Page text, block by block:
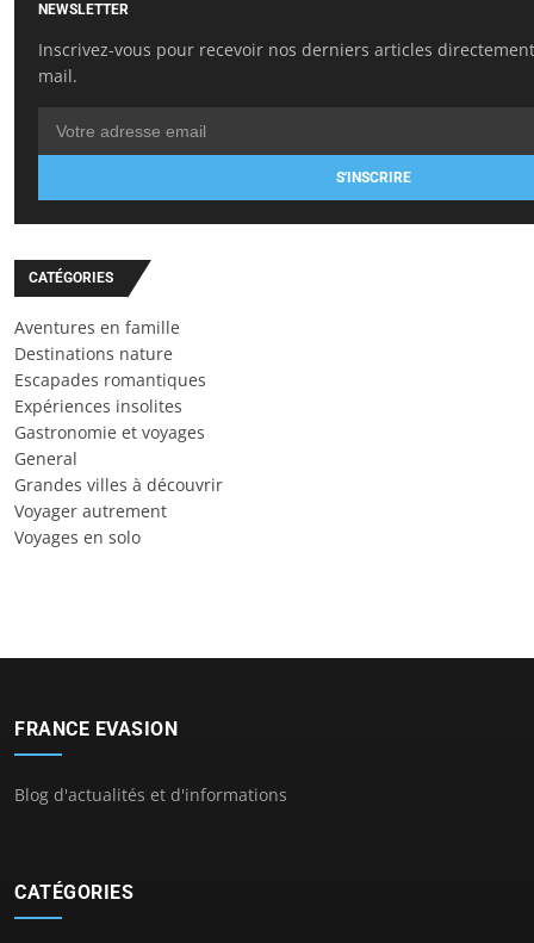
NEWSLETTER
Inscrivez-vous pour recevoir nos derniers articles
mail.
S'INSCRIRE
CATÉGORIES
Aventures en famille
Destinations nature
Escapades romantiques
Expériences insolites
Gastronomie et voyages
General
Grandes villes à découvrir
Voyager autrement
Voyages en solo
FRANCE EVASION
Blog d'actualités et d'informations
CATÉGORIES